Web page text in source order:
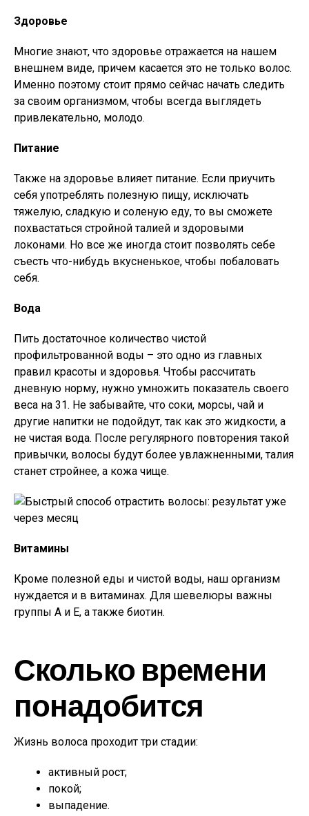
Здоровье
Многие знают, что здоровье отражается на нашем
внешнем виде, причем касается это не только волос.
Именно поэтому стоит прямо сейчас начать следить
за своим организмом, чтобы всегда выглядеть
привлекательно, молодо.
Питание
Также на здоровье влияет питание. Если приучить
себя употреблять полезную пищу, исключать
тяжелую, сладкую и соленую еду, то вы сможете
похвастаться стройной талией и здоровыми
локонами. Но все же иногда стоит позволять себе
съесть что-нибудь вкусненькое, чтобы побаловать
себя.
Вода
Пить достаточное количество чистой
профильтрованной воды – это одно из главных
правил красоты и здоровья. Чтобы рассчитать
дневную норму, нужно умножить показатель своего
веса на 31. Не забывайте, что соки, морсы, чай и
другие напитки не подойдут, так как это жидкости, а
не чистая вода. После регулярного повторения такой
привычки, волосы будут более увлажненными, талия
станет стройнее, а кожа чище.
Витамины
Кроме полезной еды и чистой воды, наш организм
нуждается и в витаминах. Для шевелюры важны
группы А и Е, а также биотин.
Сколько времени
понадобится
Жизнь волоса проходит три стадии:
активный рост;
покой;
выпадение.